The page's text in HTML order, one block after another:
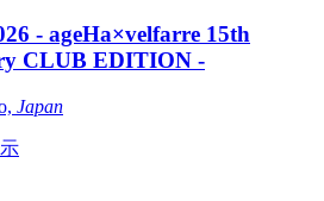
- ageHa×velfarre 15th
CLUB EDITION -
Japan